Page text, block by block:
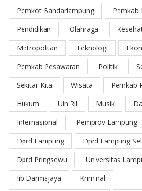
Pemkot Bandarlampung
Pemkab
Pendidikan
Olahraga
Metropolitan
Teknologi
Pemkab Pesawaran
Politik
Sekitar Kita
Wisata
Pemkab
Hukum
Uin Ril Musik
Internasional
Pemprov Lampung
Dprd Lampung
Dprd Lampung
Dprd Pringsewu
Universitas
Iib Darmajaya
Kriminal